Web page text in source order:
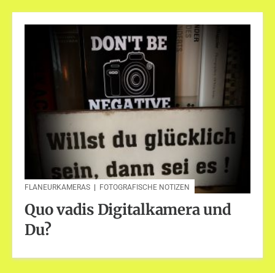
FLANEURKAMERAS FOTOGRAFISCHE NOTIZEN
Quo vadis Digitalkamera und
Du?